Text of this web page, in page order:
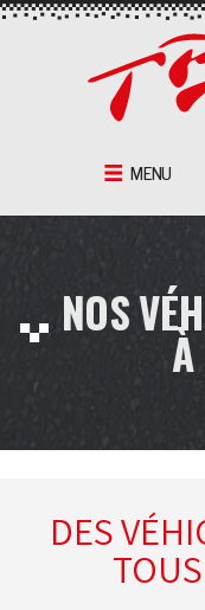
Aller
MENU
NOS
DES